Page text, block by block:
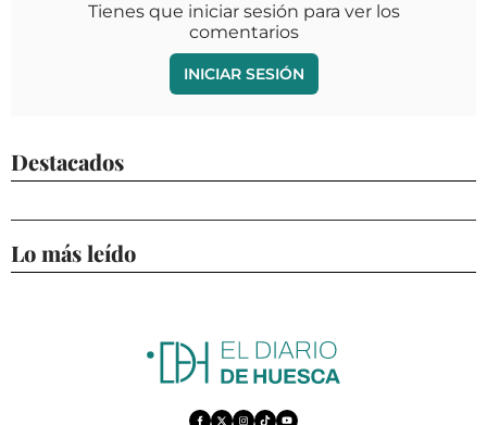
Tienes que iniciar sesión para ver los
comentarios
INICIAR SESIÓN
Destacados
Lo más leído